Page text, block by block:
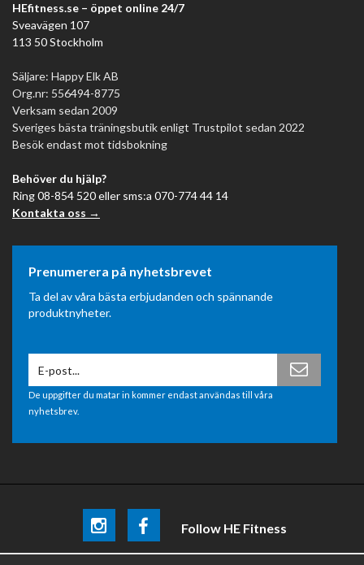
HEfitness.se – öppet online 24/7
Sveavägen 107
113 50 Stockholm
Säljare: Happy Elk AB
Org.nr: 556494-8775
Verksam sedan 2009
Sveriges bästa träningsbutik enligt Trustpilot sedan 2022
Besök endast mot tidsbokning
Behöver du hjälp?
Ring 08-854 520 eller sms:a 070-774 44 14
Kontakta oss →
Prenumerera på nyhetsbrevet
Ta del av våra bästa erbjudanden och spännande
produktnyheter.
De uppgifter du matar in kommer endast användas till våra
nyhetsbrev.
Follow HE Fitness
Be the firstto know aboutpromotions, news and training